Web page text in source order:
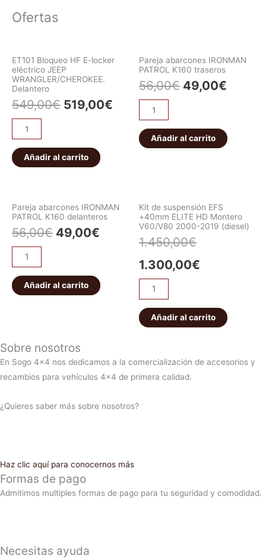
Ofertas
ET101 Bloqueo HF E-locker
eléctrico JEEP
WRANGLER/CHEROKEE.
Delantero
549,00€ 519,00€
Añadir al carrito
Pareja abarcones IRONMAN
PATROL K160 traseros
56,00€ 49,00€
Añadir al carrito
Pareja abarcones IRONMAN
PATROL K160 delanteros
56,00€ 49,00€
Añadir al carrito
Kit de suspensión EFS
+40mm ELITE HD Montero
V60/V80 2000-2019 (diesel)
1.450,00€
1.300,00€
Añadir al carrito
Sobre nosotros
En Sogo 4×4 nos dedicamos a la comercialización de accesorios y
recambios para vehículos 4×4 de primera calidad.
¿Quieres saber más sobre nosotros?
Haz clic aquí para conocernos más
Formas de pago
Admitimos multiples formas de pago para tu seguridad y comodidad.
Necesitas ayuda